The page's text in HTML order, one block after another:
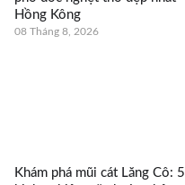
Hồng Kông
08 Tháng 8, 2026
Khám phá mũi cát Lăng Cô: 5